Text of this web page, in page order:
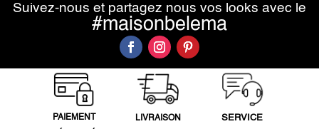
Suivez-nous et partagez nous vos looks avec le
#maisonbelema
PAIEMENT
LIVRAISON
SERVICE